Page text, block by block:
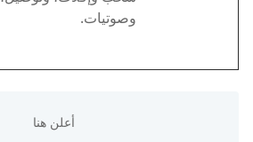
وصوتيات.